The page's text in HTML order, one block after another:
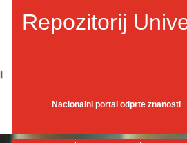
Repozitorij
Nacionalni portal odprte znanosti